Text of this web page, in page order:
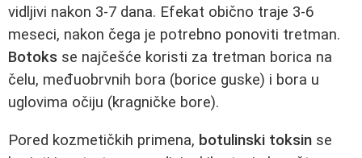
vidljivi nakon 3-7 dana. Efekat obično traje 3-6
meseci, nakon čega je potrebno ponoviti tretman.
Botoks se najčešće koristi za tretman borica na
čelu, međuobrvnih bora (borice guske) i bora u
uglovima očiju (kragničke bore).
Pored kozmetičkih primena, botulinski toksin se